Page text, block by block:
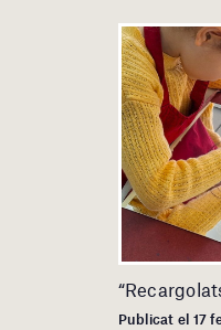
Publicat el 17